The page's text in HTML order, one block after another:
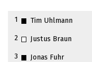
1 Tim Uhlmann
2 Justus Braun
3 Jonas Fuhr